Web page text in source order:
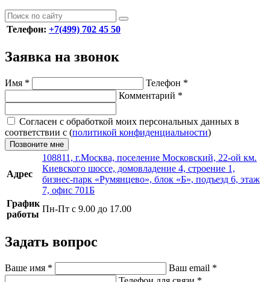
Телефон: +7(499) 702 45 50
Заявка на звонок
Имя * Телефон *
Комментарий *
Согласен с обработкой моих персональных данных в
соответствии с (политикой конфиденциальности)
Позвоните мне
Адрес
108811, г.Москва, поселение Московский, 22-ой км.
Киевского шоссе, домовладение 4, строение 1,
бизнес-парк «Румянцево», блок «Б», подъезд 6, этаж
7, офис 701Б
График
работы
Пн-Пт с 9.00 до 17.00
Задать вопрос
Ваше имя * Ваш email *